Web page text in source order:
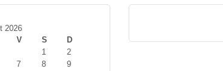
2026
V S
D
1
2
7 8
9